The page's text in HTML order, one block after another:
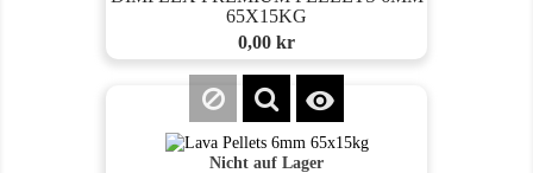
65X15KG
Preis
0,00 kr

Nicht auf Lager